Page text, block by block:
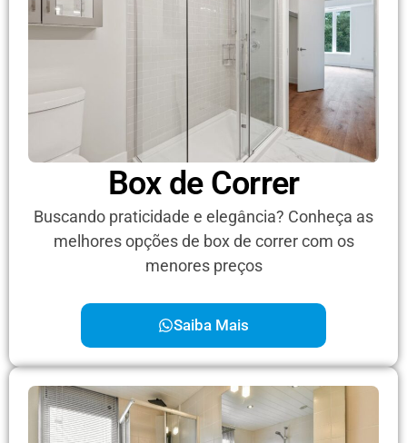
Box de Correr
Buscando praticidade e elegância? Conheça as
melhores opções de box de correr com os
menores preços
Saiba Mais